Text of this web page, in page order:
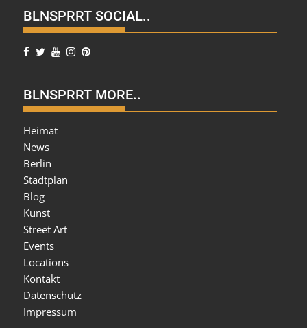
BLNSPRRT SOCIAL..
BLNSPRRT MORE..
Heimat
News
Berlin
Stadtplan
Blog
Kunst
Street Art
Events
Locations
Kontakt
Datenschutz
Impressum